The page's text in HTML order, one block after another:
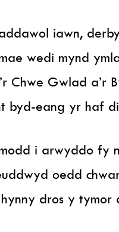
iawn,
wedi mynd
Chwe Gwlad a’r
byd-eang yr haf
i arwyddo fy
oedd
dros y